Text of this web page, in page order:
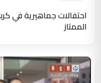
احتفالات جماهيرية في
الممتاز